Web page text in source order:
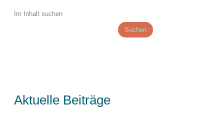
dein
Im Inhalt suchen
Suchen
Aktuelle Beiträge